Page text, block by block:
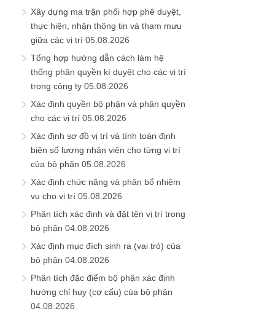
Xây dựng ma trận phối hợp phê duyệt,
thực hiện, nhận thông tin và tham mưu
giữa các vị trí 05.08.2026
Tổng hợp hướng dẫn cách làm hệ
thống phân quyền kí duyệt cho các vị trí
trong công ty 05.08.2026
Xác định quyền bộ phận và phân quyền
cho các vị trí 05.08.2026
Xác định sơ đồ vị trí và tính toán định
biên số lượng nhân viên cho từng vị trí
của bộ phận 05.08.2026
Xác định chức năng và phân bổ nhiệm
vụ cho vị trí 05.08.2026
Phân tích xác định và đặt tên vị trí trong
bộ phận 04.08.2026
Xác định mục đích sinh ra (vai trò) của
bộ phận 04.08.2026
Phân tích đặc điểm bộ phận xác định
hướng chỉ huy (cơ cấu) của bộ phận
04.08.2026